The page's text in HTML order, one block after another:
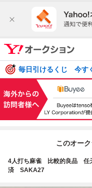
毎日引けるくじ 今す
このオー
4人打ち麻雀 比較的良品
済 SAKA27